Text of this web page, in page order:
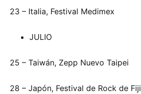
23 – Italia, Festival Medimex
JULIO
25 – Taiwán, Zepp Nuevo Taipei
28 – Japón, Festival de Rock de Fiji